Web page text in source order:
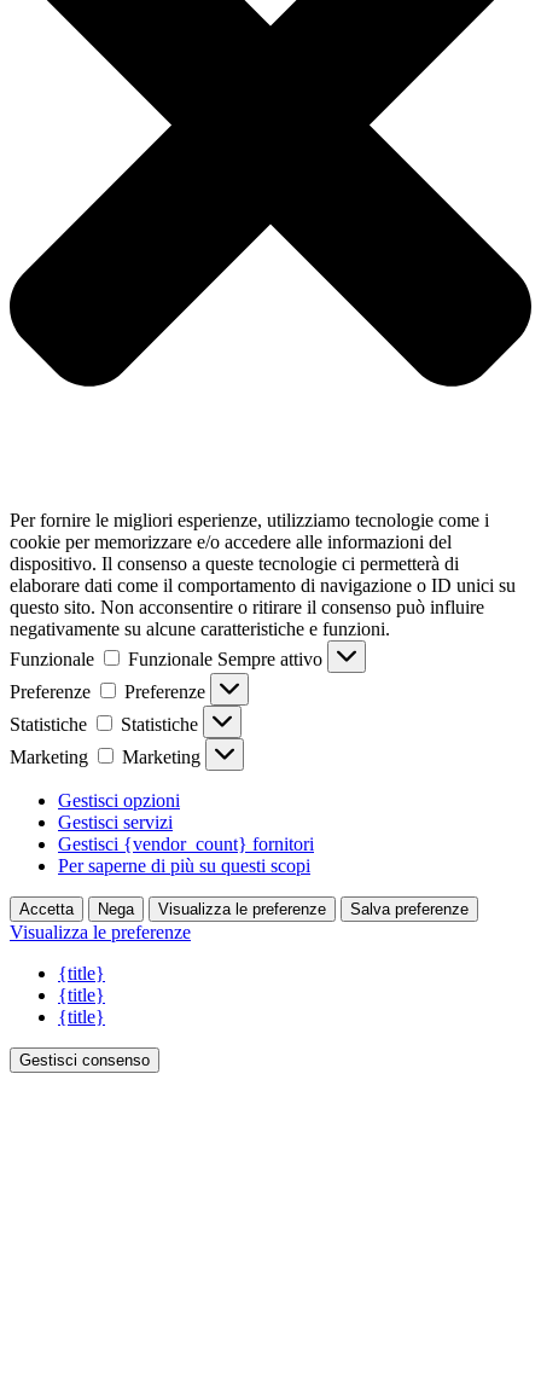
Per fornire le migliori esperienze, utilizziamo tecnologie come i
cookie per memorizzare e/o accedere alle informazioni del
dispositivo. Il consenso a queste tecnologie ci permetterà di
elaborare dati come il comportamento di navigazione o ID unici su
questo sito. Non acconsentire o ritirare il consenso può influire
negativamente su alcune caratteristiche e funzioni.
Funzionale
Funzionale Sempre attivo
Preferenze
Preferenze
Statistiche
Statistiche
Marketing
Marketing
Gestisci opzioni
Gestisci servizi
Gestisci {vendor_count} fornitori
Per saperne di più su questi scopi
Accetta Nega Visualizza le preferenze Salva preferenze
Visualizza le preferenze
{title}
{title}
{title}
Gestisci consenso